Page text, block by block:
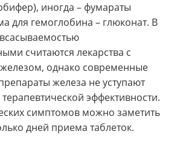
иногда – фумараты
для гемоглобина – глюконат. В
считаются лекарства с
однако современные
железа не уступают
эффективности.
симптомов можно заметить
дней приема таблеток.